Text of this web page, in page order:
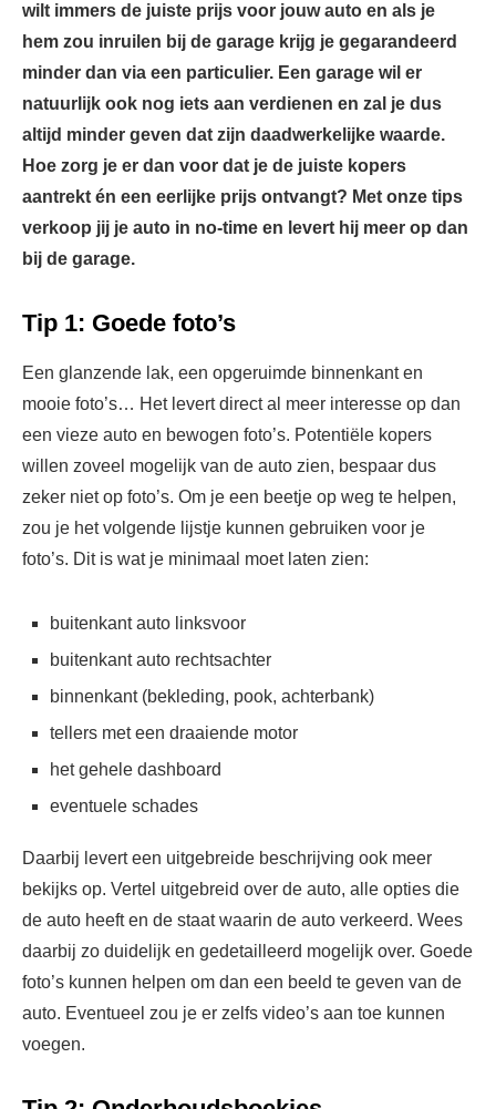
wilt immers de juiste prijs voor jouw auto en als je
hem zou inruilen bij de garage krijg je gegarandeerd
minder dan via een particulier. Een garage wil er
natuurlijk ook nog iets aan verdienen en zal je dus
altijd minder geven dat zijn daadwerkelijke waarde.
Hoe zorg je er dan voor dat je de juiste kopers
aantrekt én een eerlijke prijs ontvangt? Met onze tips
verkoop jij je auto in no-time en levert hij meer op dan
bij de garage.
Tip 1: Goede foto’s
Een glanzende lak, een opgeruimde binnenkant en
mooie foto’s… Het levert direct al meer interesse op dan
een vieze auto en bewogen foto’s. Potentiële kopers
willen zoveel mogelijk van de auto zien, bespaar dus
zeker niet op foto’s. Om je een beetje op weg te helpen,
zou je het volgende lijstje kunnen gebruiken voor je
foto’s. Dit is wat je minimaal moet laten zien:
buitenkant auto linksvoor
buitenkant auto rechtsachter
binnenkant (bekleding, pook, achterbank)
tellers met een draaiende motor
het gehele dashboard
eventuele schades
Daarbij levert een uitgebreide beschrijving ook meer
bekijks op. Vertel uitgebreid over de auto, alle opties die
de auto heeft en de staat waarin de auto verkeerd. Wees
daarbij zo duidelijk en gedetailleerd mogelijk over. Goede
foto’s kunnen helpen om dan een beeld te geven van de
auto. Eventueel zou je er zelfs video’s aan toe kunnen
voegen.